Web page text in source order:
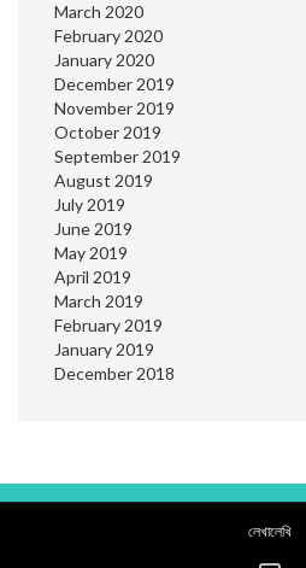
March 2020
February 2020
January 2020
December 2019
November 2019
October 2019
September 2019
August 2019
July 2019
June 2019
May 2019
April 2019
March 2019
February 2019
January 2019
December 2018
লেখালেখি